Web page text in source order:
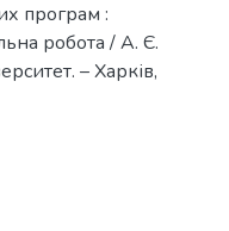
програм :
робота / А. Є.
– Харків,